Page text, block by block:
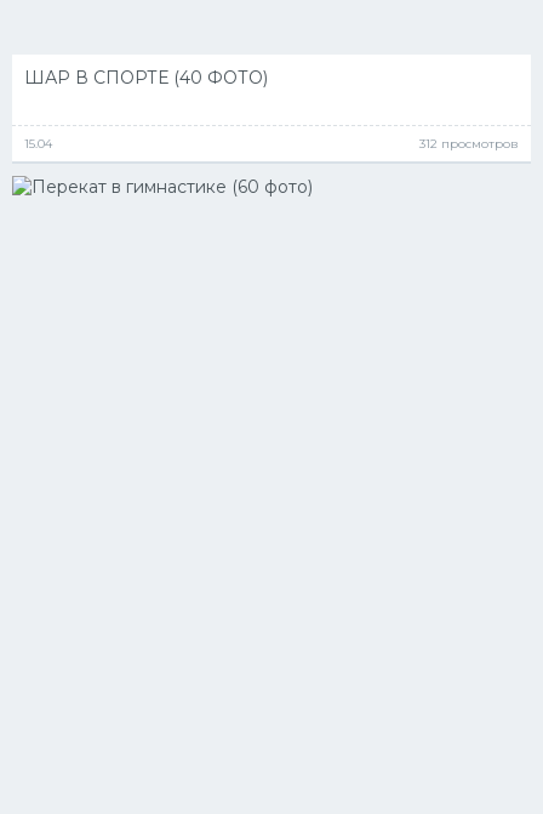
ШАР В СПОРТЕ (40 ФОТО)
15.04 312 просмотров